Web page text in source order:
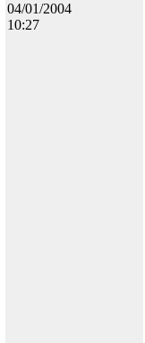
04/01/2004
10:27